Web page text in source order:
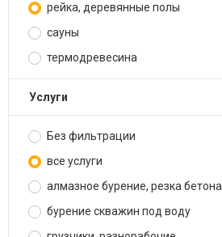
рейка, деревянные полы
сауны
термодревесина
услуги
Без фильтрации
все услуги
алмазное бурение, резка бетона
бурение скважин под воду